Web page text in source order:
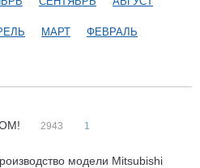
МАРТ ФЕВРАЛЬ
2943 1
модели Mitsubishi